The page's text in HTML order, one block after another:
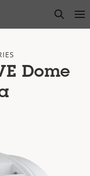
open
Dome